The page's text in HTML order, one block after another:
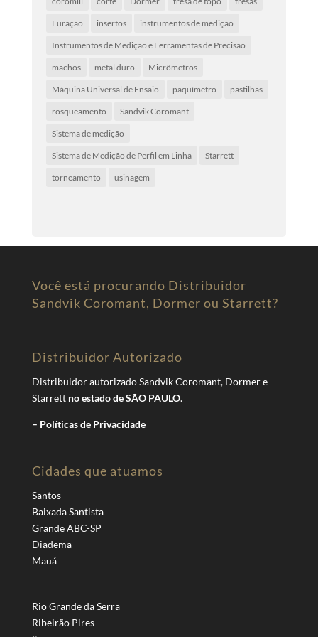
Furação insertos instrumentos de medição
Instrumentos de Medição e Ferramentas de Precisão
machos metal duro Micrômetros
Máquina Universal de Ensaio paquímetro pastilhas
rosqueamento Sandvik Coromant
Sistema de medição
Sistema de Medição de Perfil em Linha Starrett
torneamento usinagem
Você está procurando Distribuidor
Sandvik Coromant, Dormer ou Starrett?
Distribuidor Autorizado
Distribuidor autorizado Sandvik Coromant, Dormer e
Starrett no estado de SÃO PAULO.
– Políticas de Privacidade
Cidades que atuamos
Santos
Baixada Santista
Grande ABC-SP
Diadema
Mauá
Rio Grande da Serra
Ribeirão Pires